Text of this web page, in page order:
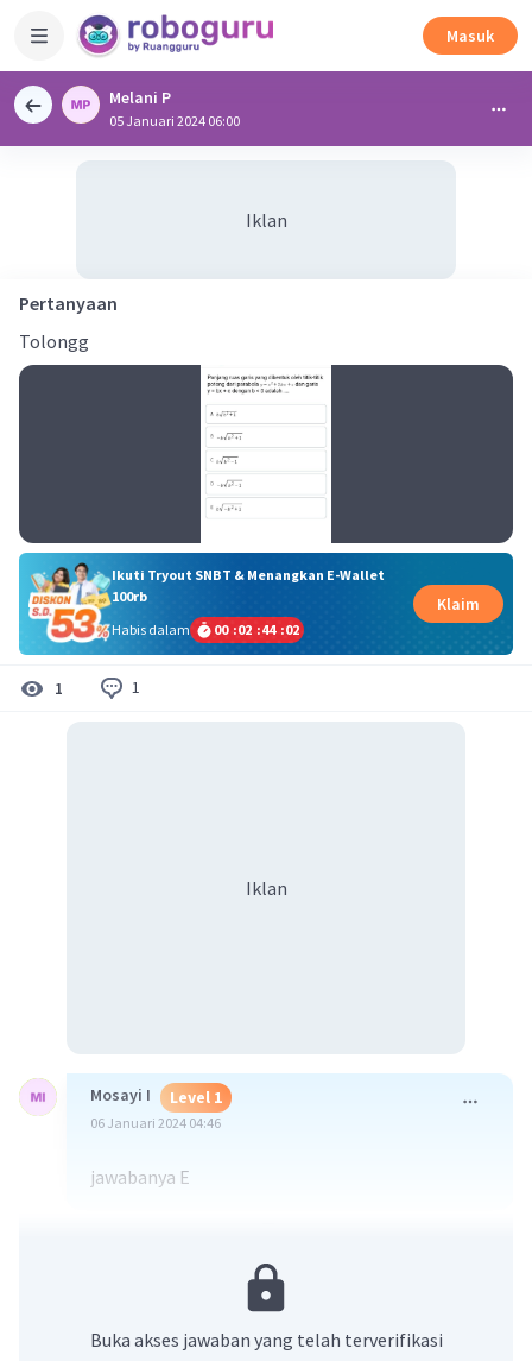
Masuk
Melani P
05 Januari 2024 06:00
Iklan
Pertanyaan
Tolongg
Ikuti Tryout SNBT & Menangkan E-Wallet
100rb
Habis dalam
00 :02 :44 :02
Klaim
1 1
Iklan
Mosayi I Level 1
06 Januari 2024 04:46
jawabanya E
Buka akses jawaban yang telah terverifikasi